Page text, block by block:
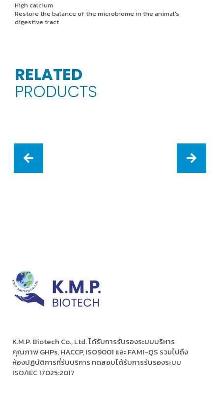
High calcium
Restore the balance of the microbiome in the animal’s
digestive tract
RELATED
PRODUCTS
K.M.P. Biotech Co., Ltd. ได้รับการรับรองระบบบริหาร
คุณภาพ GHPs, HACCP, ISO9001 และ FAMI-QS รวมไปถึง
ห้องปฏิบัติการที่รับบริการ ทดสอบได้รับการรับรองระบบ
ISO/IEC 17025:2017